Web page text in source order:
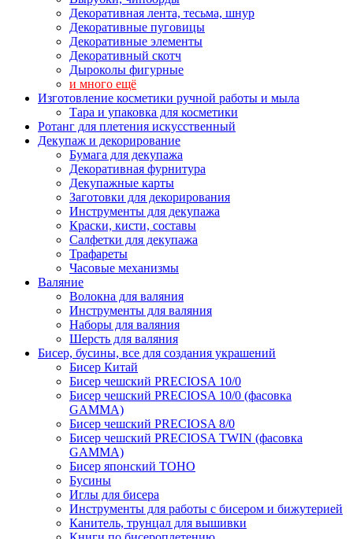
Декоративная лента, тесьма, шнур
Декоративные пуговицы
Декоративные элементы
Декоративный скотч
Дыроколы фигурные
и много ещё
Изготовление косметики ручной работы и мыла
Тара и упаковка для косметики
Ротанг для плетения искусственный
Декупаж и декорирование
Бумага для декупажа
Декоративная фурнитура
Декупажные карты
Заготовки для декорирования
Инструменты для декупажа
Краски, кисти, составы
Салфетки для декупажа
Трафареты
Часовые механизмы
Валяние
Волокна для валяния
Инструменты для валяния
Наборы для валяния
Шерсть для валяния
Бисер, бусины, все для создания украшений
Бисер Китай
Бисер чешский PRECIOSA 10/0
Бисер чешский PRECIOSA 10/0 (фасовка
GAMMA)
Бисер чешский PRECIOSA 8/0
Бисер чешский PRECIOSA TWIN (фасовка
GAMMA)
Бисер японский TOHO
Бусины
Иглы для бисера
Инструменты для работы с бисером и бижутерией
Канитель, трунцал для вышивки